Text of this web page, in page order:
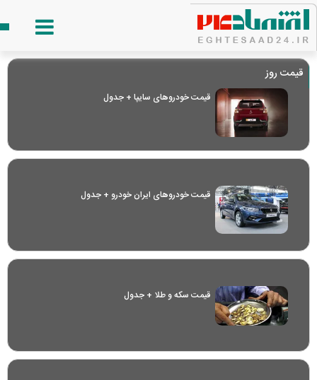
قیمت روز
قیمت خودرو‌های سایپا + جدول
قیمت خودرو‌های ایران خودرو + جدول
قیمت سکه و طلا + جدول